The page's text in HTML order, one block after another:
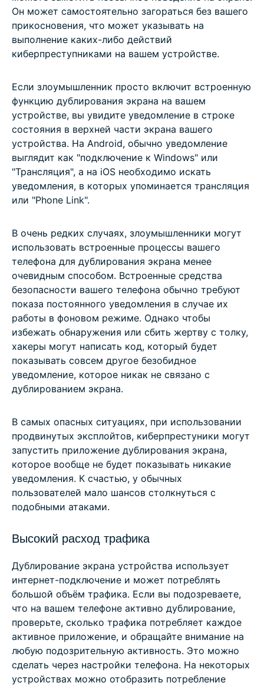
Он может самостоятельно загораться без вашего
прикосновения, что может указывать на
выполнение каких-либо действий
киберпреступниками на вашем устройстве.
Если злоумышленник просто включит встроенную
функцию дублирования экрана на вашем
устройстве, вы увидите уведомление в строке
состояния в верхней части экрана вашего
устройства. На Android, обычно уведомление
выглядит как "подключение к Windows" или
"Трансляция", а на iOS необходимо искать
уведомления, в которых упоминается трансляция
или "Phone Link".
В очень редких случаях, злоумышленники могут
использовать встроенные процессы вашего
телефона для дублирования экрана менее
очевидным способом. Встроенные средства
безопасности вашего телефона обычно требуют
показа постоянного уведомления в случае их
работы в фоновом режиме. Однако чтобы
избежать обнаружения или сбить жертву с толку,
хакеры могут написать код, который будет
показывать совсем другое безобидное
уведомление, которое никак не связано с
дублированием экрана.
В самых опасных ситуациях, при использовании
продвинутых эксплойтов, киберпрестуники могут
запустить приложение дублирования экрана,
которое вообще не будет показывать никакие
уведомления. К счастью, у обычных
пользователей мало шансов столкнуться с
подобными атаками.
Высокий расход трафика
Дублирование экрана устройства использует
интернет-подключение и может потреблять
большой объём трафика. Если вы подозреваете,
что на вашем телефоне активно дублирование,
проверьте, сколько трафика потребляет каждое
активное приложение, и обращайте внимание на
любую подозрительную активность. Это можно
сделать через настройки телефона. На некоторых
устройствах можно отобразить потребление